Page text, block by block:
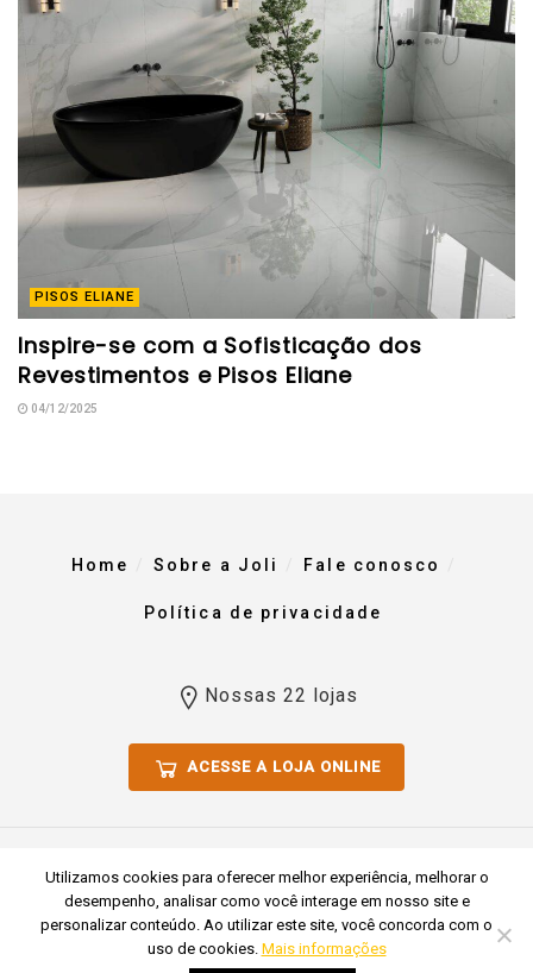
PISOS ELIANE
Inspire-se com a Sofisticação dos
Revestimentos e Pisos Eliane
04/12/2025
Home Sobre a Joli Fale conosco
Política de privacidade
Nossas 22 lojas
ACESSE A LOJA ONLINE
Todos os direitos reservados 2023. Comércio De Materiais Para
Construção Joli Ltda CNPJ 51.769.255/0001-54
Utilizamos cookies para oferecer melhor experiência, melhorar o
desempenho, analisar como você interage em nosso site e
personalizar conteúdo. Ao utilizar este site, você concorda com o
uso de cookies. Mais informações